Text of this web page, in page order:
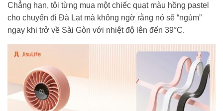
Chẳng hạn, tôi từng mua một chiếc quạt màu hồng pastel
cho chuyến đi Đà Lạt mà không ngờ rằng nó sẽ “ngủm”
ngay khi trở về Sài Gòn với nhiệt độ lên đến 39°C.